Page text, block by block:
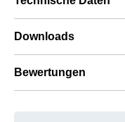
Downloads
Bewertungen